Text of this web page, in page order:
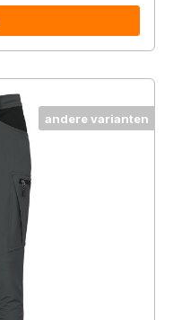
andere varianten